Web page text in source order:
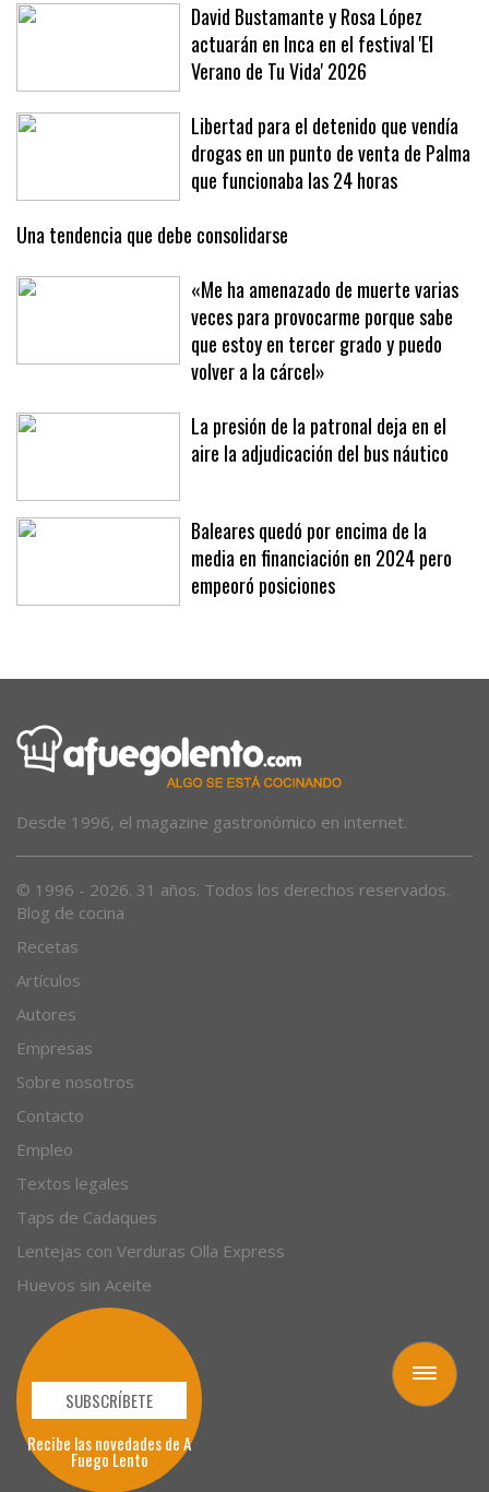
Toggle
navigation
David Bustamante y Rosa López
actuarán en Inca en el festival 'El
Verano de Tu Vida' 2026
Libertad para el detenido que vendía
drogas en un punto de venta de Palma
que funcionaba las 24 horas
Una tendencia que debe consolidarse
«Me ha amenazado de muerte varias
veces para provocarme porque sabe
que estoy en tercer grado y puedo
volver a la cárcel»
La presión de la patronal deja en el
aire la adjudicación del bus náutico
Baleares quedó por encima de la
media en financiación en 2024 pero
empeoró posiciones
Desde 1996, el magazine gastronómico en internet.
© 1996 - 2026. 31 años. Todos los derechos reservados.
Blog de cocina
Recetas
Artículos
Autores
Empresas
Sobre nosotros
Contacto
Empleo
Textos legales
Taps de Cadaques
Lentejas con Verduras Olla Express
Huevos sin Aceite
SUBSCRÍBETE
Recibe las novedades de A
Fuego Lento